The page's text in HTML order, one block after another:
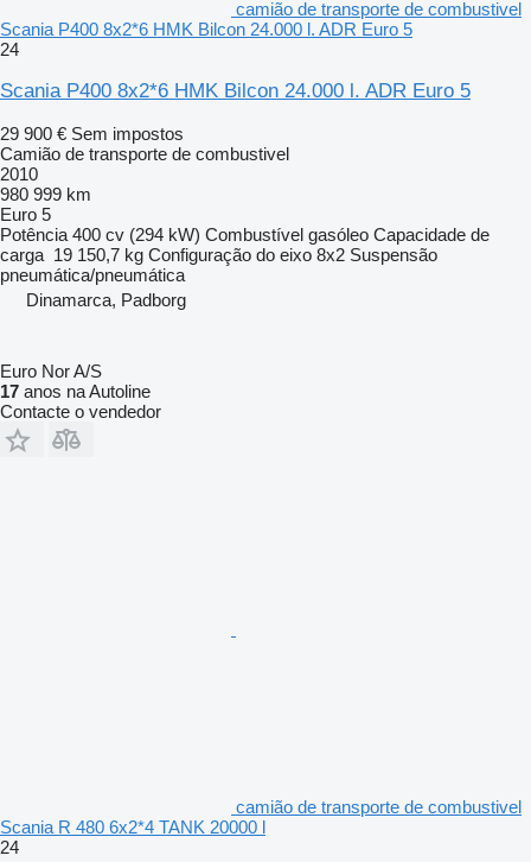
camião de transporte de combustivel
Scania P400 8x2*6 HMK Bilcon 24.000 l. ADR Euro 5
24
Scania P400 8x2*6 HMK Bilcon 24.000 l. ADR Euro 5
29 900 € Sem impostos
Camião de transporte de combustivel
2010
980 999 km
Euro 5
Potência 400 cv (294 kW) Combustível gasóleo Capacidade de
carga 19 150,7 kg Configuração do eixo 8x2 Suspensão
pneumática/pneumática
Dinamarca, Padborg
Euro Nor A/S
17 anos na Autoline
Contacte o vendedor
camião de transporte de combustivel
Scania R 480 6x2*4 TANK 20000 l
24